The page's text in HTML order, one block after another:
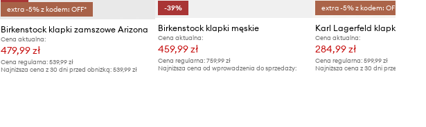
extra -5% z kodem: OFF*
Birkenstock klapki zamszowe Arizona
Cena aktualna:
479,99 zł
Cena regularna: 539,99 zł
Najniższa cena z 30 dni przed obniżką: 539,99 zł
-39%
Birkenstock klapki męskie
Cena aktualna:
459,99 zł
Cena regularna:759,99 zł
Najniższa cena od wprowadzenia do sprzedaży:
extra -5% z kodem: OFF*
Karl Lagerfeld klapki
Cena aktualna:
284,99 zł
Cena regularna: 599,99 zł
Najniższa cena z 30 dni przed obniżką: